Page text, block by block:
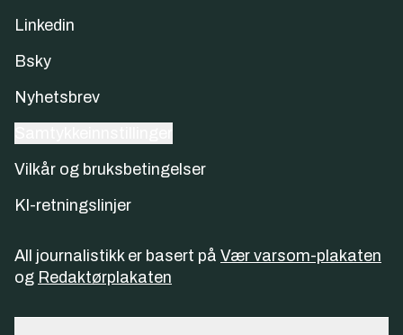
Linkedin
Bsky
Nyhetsbrev
Vilkår og bruksbetingelser
KI-retningslinjer
All journalistikk er basert på Vær varsom-plakaten
og Redaktørplakaten